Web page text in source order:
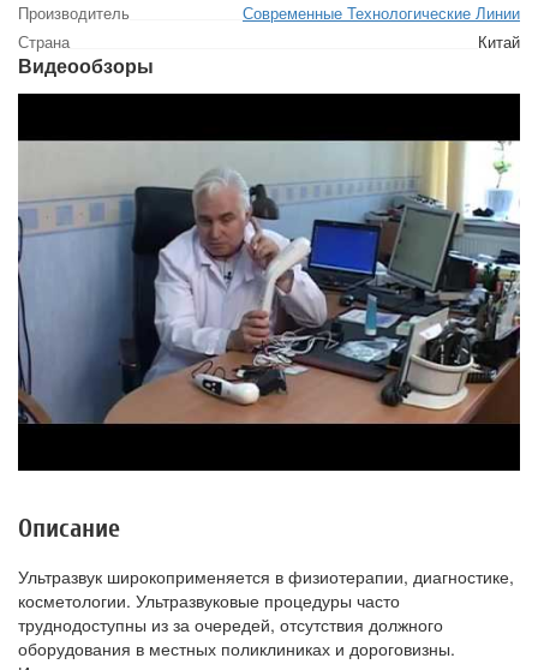
Производитель
Современные Технологические Линии
Страна
Китай
Видеообзоры
Описание
Ультразвук широкоприменяется в физиотерапии, диагностике,
косметологии. Ультразвуковые процедуры часто
труднодоступны из за очередей, отсутствия должного
оборудования в местных поликлиниках и дороговизны.